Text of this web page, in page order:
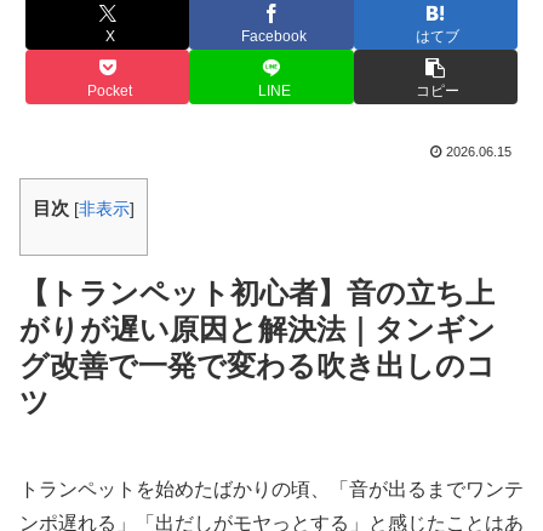
X Facebook はてブ
Pocket LINE コピー
2026.06.15
目次 [非表示]
【トランペット初心者】音の立ち上
がりが遅い原因と解決法｜タンギン
グ改善で一発で変わる吹き出しのコ
ツ
トランペットを始めたばかりの頃、「音が出るまでワンテ
ンポ遅れる」「出だしがモヤっとする」と感じたことはあ